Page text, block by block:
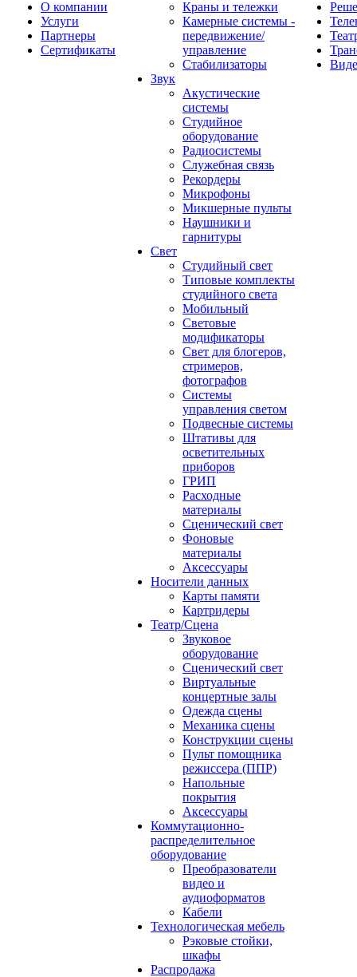
О компании
Услуги
Партнеры
Сертификаты
Краны и тележки
Камерные системы -
передвижение/
управление
Стабилизаторы
Звук
Акустические
системы
Студийное
оборудование
Радиосистемы
Служебная связь
Рекордеры
Микрофоны
Микшерные пульты
Наушники и
гарнитуры
Свет
Студийный свет
Типовые комплекты
студийного света
Мобильный
Световые
модификаторы
Свет для блогеров,
стримеров,
фотографов
Системы
управления светом
Подвесные системы
Штативы для
осветительных
приборов
ГРИП
Расходные
материалы
Сценический свет
Фоновые
материалы
Аксессуары
Носители данных
Карты памяти
Картридеры
Театр/Сцена
Звуковое
оборудование
Сценический свет
Виртуальные
концертные залы
Одежда сцены
Механика сцены
Конструкции сцены
Пульт помощника
режиссера (ППР)
Напольные
покрытия
Аксессуары
Коммутационно-
распределительное
оборудование
Преобразователи
видео и
аудиоформатов
Кабели
Технологическая мебель
Рэковые стойки,
шкафы
Распродажа